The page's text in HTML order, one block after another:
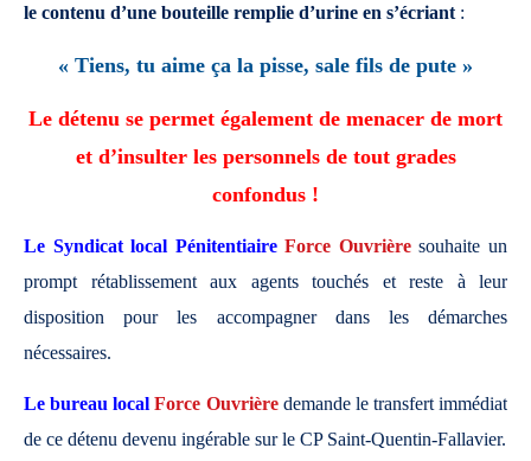
le contenu d’une bouteille remplie d’urine en s’écriant :
« Tiens, tu aime ça la pisse, sale fils de pute »
Le détenu se permet également de menacer de mort
et d’insulter les personnels de tout grades
confondus !
Le Syndicat local PénitentiaireForce Ouvrièresouhaite un
prompt rétablissement aux agents touchés et reste à leur
disposition pour les accompagner dans les démarches
nécessaires.
Le bureau localForce Ouvrièredemande le transfert immédiat
de ce détenu devenu ingérable sur le CP Saint-Quentin-Fallavier.